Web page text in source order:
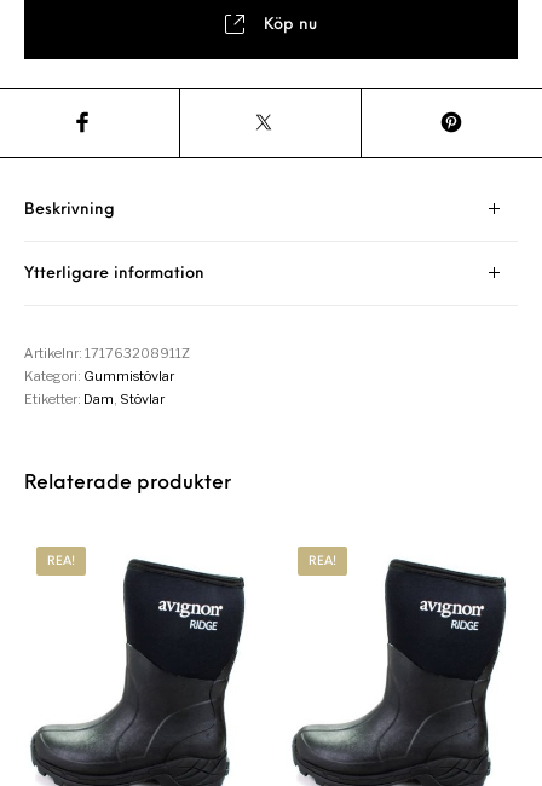
Köp nu
Beskrivning
Ytterligare information
Artikelnr:171763208911Z
Kategori: Gummistövlar
Etiketter: Dam Stövlar
Relaterade produkter
REA! REA!